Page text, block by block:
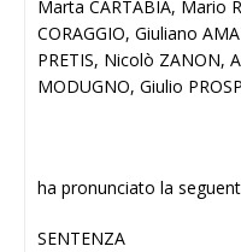
Marta CARTABIA, Mario
CORAGGIO, Giuliano
PRETIS, Nicolò ZANON,
MODUGNO, Giulio
ha pronunciato la
SENTENZA